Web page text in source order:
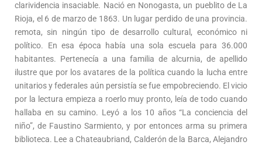
clarividencia insaciable. Nació en Nonogasta, un pueblito de La
Rioja, el 6 de marzo de 1863. Un lugar perdido de una provincia.
remota, sin ningún tipo de desarrollo cultural, económico ni
político. En esa época había una sola escuela para 36.000
habitantes. Pertenecía a una familia de alcurnia, de apellido
ilustre que por los avatares de la política cuando la lucha entre
unitarios y federales aún persistía se fue empobreciendo. El vicio
por la lectura empieza a roerlo muy pronto, leía de todo cuando
hallaba en su camino. Leyó a los 10 años “La conciencia del
niño”, de Faustino Sarmiento, y por entonces arma su primera
biblioteca. Lee a Chateaubriand, Calderón de la Barca, Alejandro